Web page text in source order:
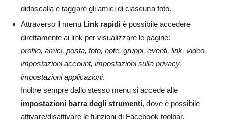
didascalia e taggare gli amici di ciascuna foto.
Attraverso il menu Link rapidi è possibile accedere
direttamente ai link per visualizzare le pagine:
profilo, amici, posta, foto, note, gruppi, eventi, link, video,
impostazioni account, impostazioni sulla privacy,
impostazioni applicazioni.
Inoltre sempre dallo stesso menu si accede alle
impostazioni barra degli strumenti, dove è possibile
attivare/disattivare le funzioni di Facebook toolbar.